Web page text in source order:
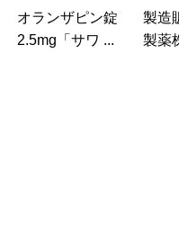
オランザピン錠
2.5mg「サワ ...
製造
製薬